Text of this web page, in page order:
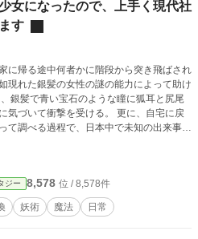
女になったので、上手く現代社
す
に帰る途中何者かに階段から突き飛ばされ
現れた銀髪の女性の謎の能力によって助け
撃を受ける。 更に、自宅に戻
て調べる過程で、日本中で未知の出来事や
を経験しながら現代社会に馴染めるよう
ジー 8,578 位 / 8,578件
妖術 魔法 日常